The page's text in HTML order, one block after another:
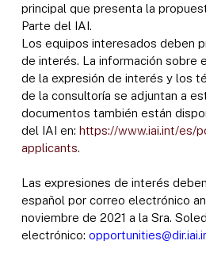
principal que presenta la
Parte del IAI.
Los equipos interesados deben
de interés. La información sobre
de la expresión de interés y los
de la consultoría se adjuntan a
documentos también están
del IAI en: https://www.iai.int/es/
applicants.
Las expresiones de interés
español por correo electrónico
noviembre de 2021 a la Sra.
electrónico: